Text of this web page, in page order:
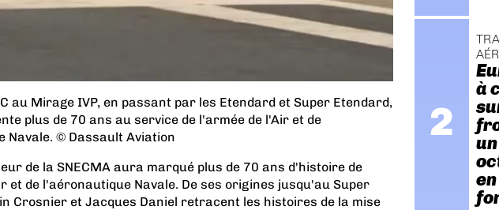
au Mirage IVP, en passant par les Etendard et Super Etendard,
plus de 70 ans au service de l'armée de l'Air et de
Navale. © Dassault Aviation
de la SNECMA aura marqué plus de 70 ans d'histoire de
et de l'aéronautique Navale. De ses origines jusqu'au Super
Crosnier et Jacques Daniel retracent les histoires de la mise
à
un